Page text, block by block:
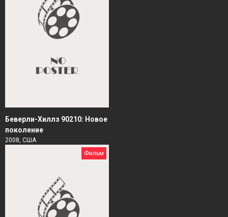
Беверли-Хиллз 90210: Новое
поколение
2008, США
Фильм